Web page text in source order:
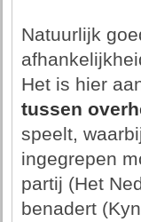
Natuurlijk
Het is hier
tussen
speelt,
ingegrepen
partij (Het
benadert